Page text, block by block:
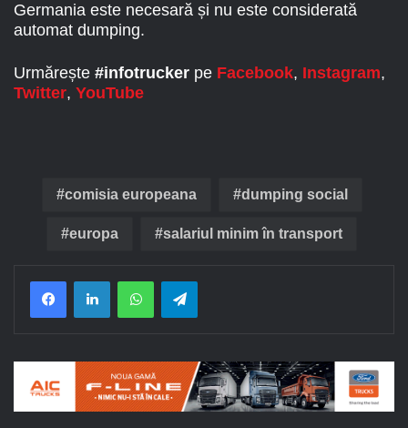
Germania este necesară și nu este considerată
automat dumping.
Urmărește #infotrucker pe Facebook, Instagram,
Twitter, YouTube
comisia europeana dumping social
europa salariul minim în transport